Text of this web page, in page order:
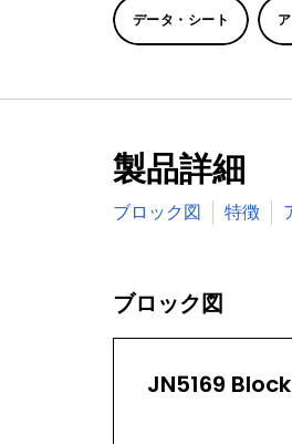
データ・シート
製品詳細
ブロック図 特徴
ブロック図
JN5169